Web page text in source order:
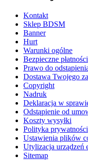
Kontakt
Sklep BDSM
Banner
Hurt
Warunki ogólne
Bezpieczne płatności
Prawo do
Dostawa Twojego
Copyright
Nadruk
Deklaracja w
Odstąpienie od
Koszty wysyłki
Polityka prywatności
Ustawienia plików
Utylizacja urządzeń
Sitemap